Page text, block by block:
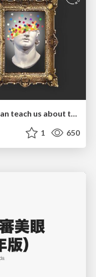
What the history of the web can teach us about the future of AI
1 650